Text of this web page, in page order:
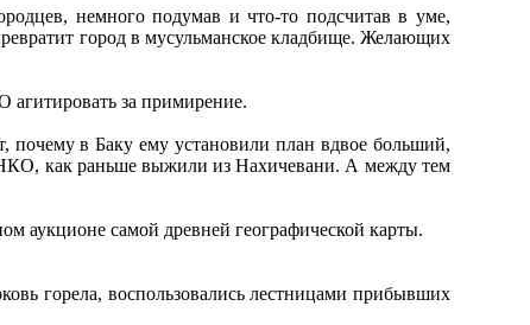
немного подумав и что-то подсчитав в уме,
город в мусульманское кладбище. Желающих
за примирение.
почему в Баку ему установили план вдвое больший,
как раньше выжили из Нахичевани. А между тем
аукционе самой древней географической карты.
горела, воспользовались лестницами прибывших